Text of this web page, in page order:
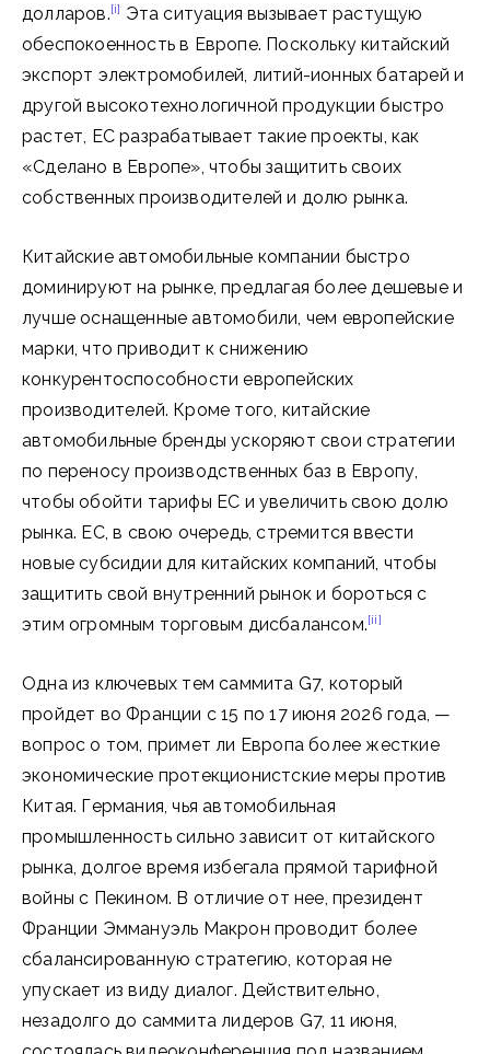
долларов.[i] Эта ситуация вызывает растущую
обеспокоенность в Европе. Поскольку китайский
экспорт электромобилей, литий-ионных батарей и
другой высокотехнологичной продукции быстро
растет, ЕС разрабатывает такие проекты, как
«Сделано в Европе», чтобы защитить своих
собственных производителей и долю рынка.
Китайские автомобильные компании быстро
доминируют на рынке, предлагая более дешевые и
лучше оснащенные автомобили, чем европейские
марки, что приводит к снижению
конкурентоспособности европейских
производителей. Кроме того, китайские
автомобильные бренды ускоряют свои стратегии
по переносу производственных баз в Европу,
чтобы обойти тарифы ЕС и увеличить свою долю
рынка. ЕС, в свою очередь, стремится ввести
новые субсидии для китайских компаний, чтобы
защитить свой внутренний рынок и бороться с
этим огромным торговым дисбалансом.[ii]
Одна из ключевых тем саммита G7, который
пройдет во Франции с 15 по 17 июня 2026 года, —
вопрос о том, примет ли Европа более жесткие
экономические протекционистские меры против
Китая. Германия, чья автомобильная
промышленность сильно зависит от китайского
рынка, долгое время избегала прямой тарифной
войны с Пекином. В отличие от нее, президент
Франции Эммануэль Макрон проводит более
сбалансированную стратегию, которая не
упускает из виду диалог. Действительно,
незадолго до саммита лидеров G7, 11 июня,